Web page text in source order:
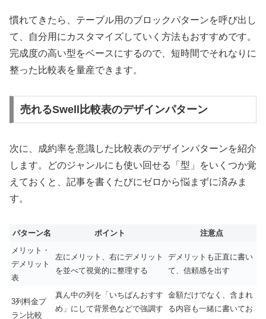
慣れてきたら、テーブル用のブロックパターンを呼び出し
て、自分用にカスタマイズしていく方法もおすすめです。
完成度の高い型をベースにするので、短時間でそれなりに
整った比較表を量産できます。
売れるSwell比較表のデザインパターン
次に、成約率を意識した比較表のデザインパターンを紹介
します。どのジャンルにも使い回せる「型」をいくつか覚
えておくと、記事を書くたびにゼロから悩まずに済みま
す。
パターン名 ポイント
注意点
メリット・
デメリット
表
左にメリット、右にデメリット
を並べて視覚的に整理する
デメリットも正直に書い
て、信頼感を出す
3列料金プ
ラン比較
真ん中の列を「いちばんおすす
め」にして背景色などで強調す
金額だけでなく、含まれ
る内容も一緒に書いてお